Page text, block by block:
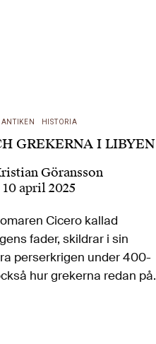
ANTIKEN HISTORIA
GREKERNA I LIBYEN
Göransson
10 april 2025
Cicero kallad
fader, skildrar i sin
perserkrigen under 400-
hur grekerna redan på